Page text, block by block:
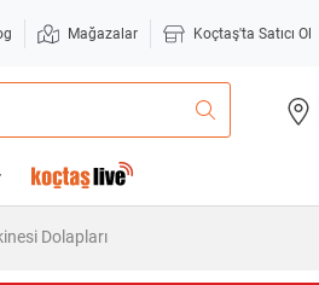
Mağazalar Koçtaş'ta Satıcı Ol
Dolapları